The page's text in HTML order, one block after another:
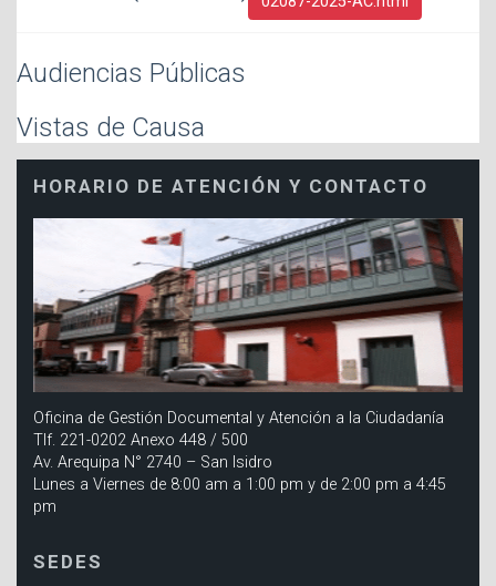
Audiencias Públicas
Vistas de Causa
HORARIO DE ATENCIÓN Y CONTACTO
Oficina de Gestión Documental y Atención a la Ciudadanía
Tlf. 221-0202 Anexo 448 / 500
Av. Arequipa N° 2740 – San Isidro
Lunes a Viernes de 8:00 am a 1:00 pm y de 2:00 pm a 4:45
pm
SEDES